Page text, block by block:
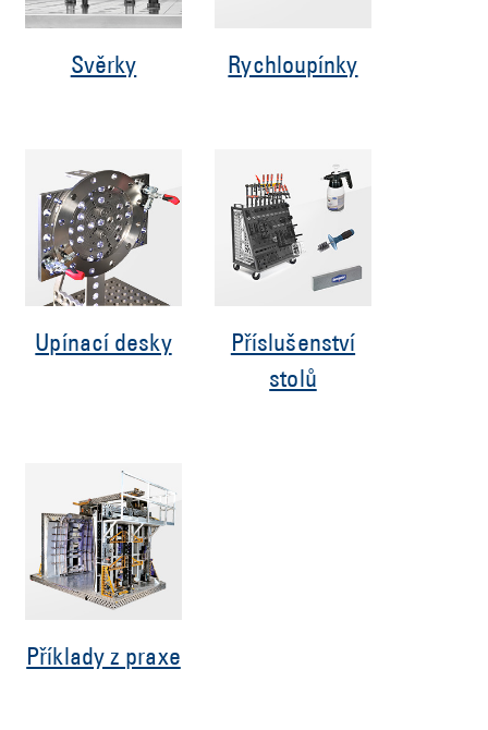
Svěrky Rychloupínky
Upínací desky
Příslušenství
stolů
Příklady z praxe